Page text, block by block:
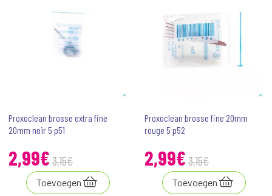
Proxoclean brosse extra fine
20mm noir 5 p51
2,99€ 3,15€
Toevoegen
Proxoclean brosse fine 20mm
rouge 5 p52
2,99€ 3,15€
Toevoegen